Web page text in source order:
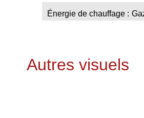
Énergie de chauffage
Autres visuels